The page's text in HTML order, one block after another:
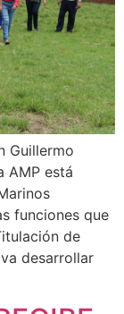
Guillermo
AMP está
funciones que
de
desarrollar